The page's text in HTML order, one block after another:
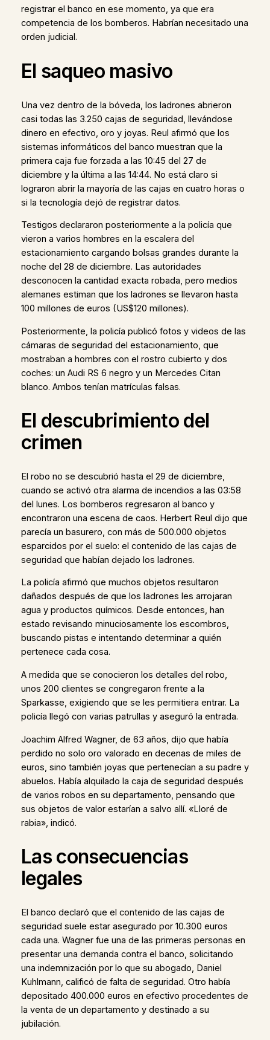
registrar el banco en ese momento, ya que era
competencia de los bomberos. Habrían necesitado una
orden judicial.
El saqueo masivo
Una vez dentro de la bóveda, los ladrones abrieron
casi todas las 3.250 cajas de seguridad, llevándose
dinero en efectivo, oro y joyas. Reul afirmó que los
sistemas informáticos del banco muestran que la
primera caja fue forzada a las 10:45 del 27 de
diciembre y la última a las 14:44. No está claro si
lograron abrir la mayoría de las cajas en cuatro horas o
si la tecnología dejó de registrar datos.
Testigos declararon posteriormente a la policía que
vieron a varios hombres en la escalera del
estacionamiento cargando bolsas grandes durante la
noche del 28 de diciembre. Las autoridades
desconocen la cantidad exacta robada, pero medios
alemanes estiman que los ladrones se llevaron hasta
100 millones de euros (US$120 millones).
Posteriormente, la policía publicó fotos y videos de las
cámaras de seguridad del estacionamiento, que
mostraban a hombres con el rostro cubierto y dos
coches: un Audi RS 6 negro y un Mercedes Citan
blanco. Ambos tenían matrículas falsas.
El descubrimiento del
crimen
El robo no se descubrió hasta el 29 de diciembre,
cuando se activó otra alarma de incendios a las 03:58
del lunes. Los bomberos regresaron al banco y
encontraron una escena de caos. Herbert Reul dijo que
parecía un basurero, con más de 500.000 objetos
esparcidos por el suelo: el contenido de las cajas de
seguridad que habían dejado los ladrones.
La policía afirmó que muchos objetos resultaron
dañados después de que los ladrones les arrojaran
agua y productos químicos. Desde entonces, han
estado revisando minuciosamente los escombros,
buscando pistas e intentando determinar a quién
pertenece cada cosa.
A medida que se conocieron los detalles del robo,
unos 200 clientes se congregaron frente a la
Sparkasse, exigiendo que se les permitiera entrar. La
policía llegó con varias patrullas y aseguró la entrada.
Joachim Alfred Wagner, de 63 años, dijo que había
perdido no solo oro valorado en decenas de miles de
euros, sino también joyas que pertenecían a su padre y
abuelos. Había alquilado la caja de seguridad después
de varios robos en su departamento, pensando que
sus objetos de valor estarían a salvo allí. «Lloré de
rabia», indicó.
Las consecuencias
legales
El banco declaró que el contenido de las cajas de
seguridad suele estar asegurado por 10.300 euros
cada una. Wagner fue una de las primeras personas en
presentar una demanda contra el banco, solicitando
una indemnización por lo que su abogado, Daniel
Kuhlmann, calificó de falta de seguridad. Otro había
depositado 400.000 euros en efectivo procedentes de
la venta de un departamento y destinado a su
jubilación.